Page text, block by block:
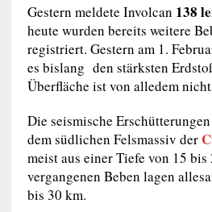
Gestern meldete Involcan 138
heute wurden bereits weitere
registriert. Gestern am 1.
es bislang den stärksten
Überfläche ist von alledem
Die seismische
dem südlichen Felsmassiv der
meist aus einer Tiefe von 15
vergangenen Beben lagen
bis 30 km.